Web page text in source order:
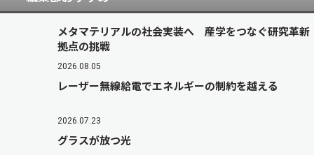
メタマテリアルの社会実装へ 産学をつなぐ研究革新
拠点の挑戦
2026.08.05
レーザー無線給電でエネルギーの制約を越える
2026.07.23
グラスが放つ光